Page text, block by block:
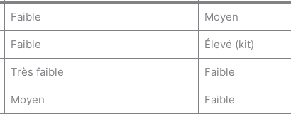
Faible Moyen
Faible Élevé (kit)
Très faible Faible
Moyen Faible